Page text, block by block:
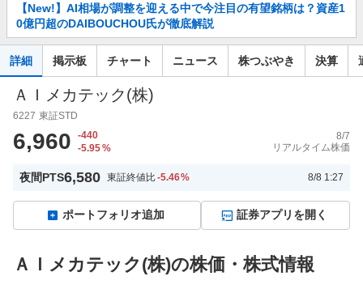
知
ら
せ
【New!】AI相場が調整を迎える中で今注目の有望銘柄は？資産1
0億円超のDAIBOUCHOU氏が徹底解説
詳細 掲示板 チャート ニュース 株つぶやき 決算
ＡＩメカテック(株)
6227 東証STD
6,960
-440
-5.95%
8/7
リアルタイム株価
夜間PTS6,580 東証終値比-5.46% 8/8 1:27
ポートフォリオ追加 証券アプリを開く
ＡＩメカテック(株)の株価・株式情報